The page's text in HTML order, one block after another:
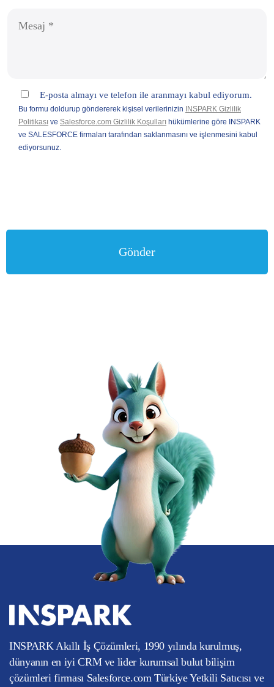
INSPARK Akıllı İş Çözümleri, 1990 yılında kurulmuş,
dünyanın en iyi CRM ve lider kurumsal bulut bilişim
çözümleri firması Salesforce.com Türkiye Yetkili Satıcısı ve